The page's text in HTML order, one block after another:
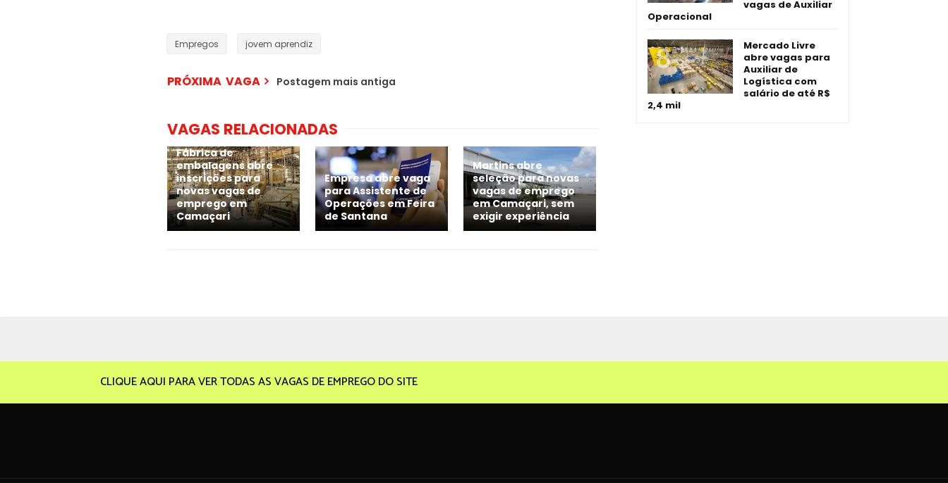
Empregos jovem aprendiz
PRÓXIMA VAGA Postagem mais antiga
VAGAS RELACIONADAS
Fábrica de
embalagens abre
inscrições para
novas vagas de
emprego em
Camaçari
Empresa abre vaga
para Assistente de
Operações em Feira
de Santana
Martins abre
seleção para novas
vagas de emprego
em Camaçari, sem
exigir experiência
vagas de Auxiliar
Operacional
Mercado Livre
abre vagas para
Auxiliar de
Logística com
salário de até R$
2,4 mil
CLIQUE AQUI PARA VER TODAS AS VAGAS DE EMPREGO DO SITE